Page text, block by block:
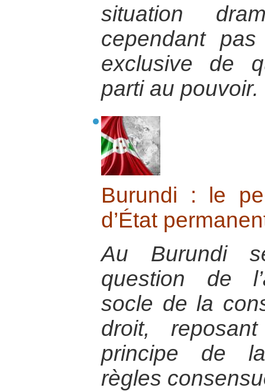
situation
cependant pas
exclusive de
parti au pouvoir.
Burundi : le
d’État
Au Burundi
question de
socle de la
droit,
principe de
règles